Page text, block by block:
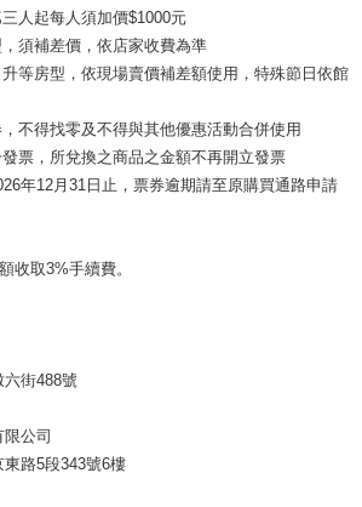
人起每人須加價$1000元
須補差價，依店家收費為準
等房型，依現場賣價補差額使用，特殊節日依館
不得找零及不得與其他優惠活動合併使用
票，所兌換之商品之金額不再開立發票
年12月31日止，票券逾期請至原購買通路申請
收取3%手續費。
街488號
限公司
路5段343號6樓